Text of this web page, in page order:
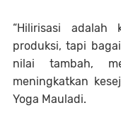
“Hilirisasi
produksi, tapi
nilai tambah,
meningkatkan
Yoga Mauladi.